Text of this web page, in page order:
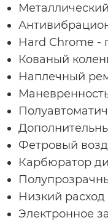
Hard Chrome -
Кованый
Наплечный
Фетровый
Карбюратор
Низкий расход
Электронное